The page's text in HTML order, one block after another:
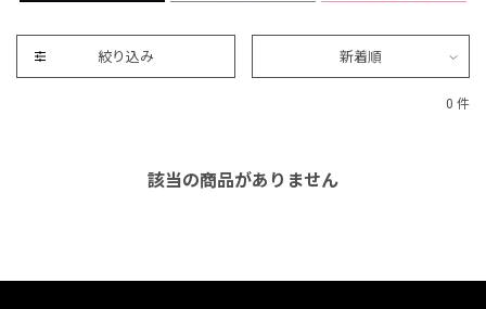
絞り込み 新着順
0 件
該当の商品がありません